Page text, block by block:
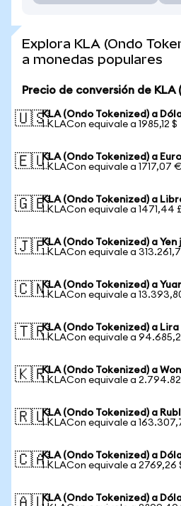
Explora KLA (Ondo
a monedas populares
Precio de conversión de KLA
🇺🇸KLA (Ondo Tokenized) a
1 KLACon equivale a 1985,12 $
🇪🇺KLA (Ondo Tokenized) a Euro
1 KLACon equivale a 1717,07
🇬🇧KLA (Ondo Tokenized) a
1 KLACon equivale a 1471,44 £
🇯🇵KLA (Ondo Tokenized) a Yen
1 KLACon equivale a
🇨🇳KLA (Ondo Tokenized) a
1 KLACon equivale a
🇹🇷KLA (Ondo Tokenized) a
1 KLACon equivale a
🇰🇷KLA (Ondo Tokenized) a
1 KLACon equivale a
🇷🇺KLA (Ondo Tokenized) a
1 KLACon equivale a
🇨🇦KLA (Ondo Tokenized) a
1 KLACon equivale a 2769,26
KLA (Ondo Tokenized) a